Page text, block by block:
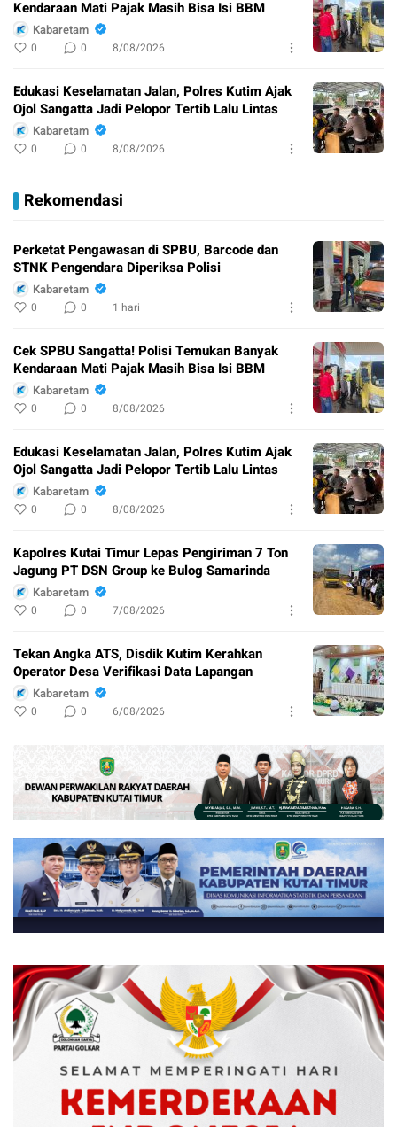
Kendaraan Mati Pajak Masih Bisa Isi BBM
Kabaretam
0 0 8/08/2026
Edukasi Keselamatan Jalan, Polres Kutim Ajak
Ojol Sangatta Jadi Pelopor Tertib Lalu Lintas
Kabaretam
0 0 8/08/2026
Rekomendasi
Perketat Pengawasan di SPBU, Barcode dan
STNK Pengendara Diperiksa Polisi
Kabaretam
0 0 1 hari
Cek SPBU Sangatta! Polisi Temukan Banyak
Kendaraan Mati Pajak Masih Bisa Isi BBM
Kabaretam
0 0 8/08/2026
Edukasi Keselamatan Jalan, Polres Kutim Ajak
Ojol Sangatta Jadi Pelopor Tertib Lalu Lintas
Kabaretam
0 0 8/08/2026
Kapolres Kutai Timur Lepas Pengiriman 7 Ton
Jagung PT DSN Group ke Bulog Samarinda
Kabaretam
0 0 7/08/2026
Tekan Angka ATS, Disdik Kutim Kerahkan
Operator Desa Verifikasi Data Lapangan
Kabaretam
0 0 6/08/2026